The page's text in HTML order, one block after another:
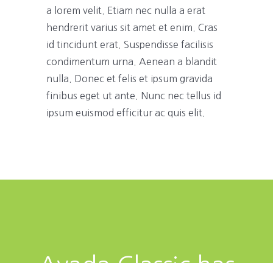
a lorem velit. Etiam nec nulla a erat
hendrerit varius sit amet et enim. Cras
id tincidunt erat. Suspendisse facilisis
condimentum urna. Aenean a blandit
nulla. Donec et felis et ipsum gravida
finibus eget ut ante. Nunc nec tellus id
ipsum euismod efficitur ac quis elit.